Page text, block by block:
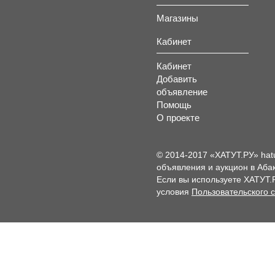
Магазины
Кабинет
Кабинет
Добавить
объявление
Помощь
О проекте
© 2014-2017 «ХАТУТ.РУ»
объявления и аукцион в
Если вы используете
условия Пользовательского